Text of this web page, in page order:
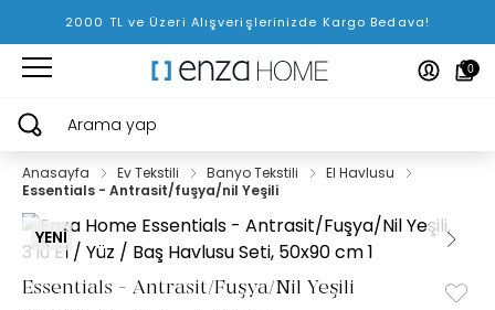
2000 TL ve Üzeri Alışverişlerinizde Kargo Bedava!
0
Arama yap
Anasayfa Ev Tekstili Banyo Tekstili
El Havlusu
Essentials - Antrasit/fuşya/nil Yeşili
YENİ
Essentials - Antrasit/Fuşya/Nil Yeşili